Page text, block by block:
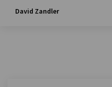
David Zandler